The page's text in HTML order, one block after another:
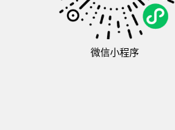
微信小程序